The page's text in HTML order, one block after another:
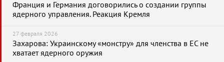
Франция и Германия договорились о создании группы
ядерного управления. Реакция Кремля
27 февраля 2026
Захарова: Украинскому «монстру» для членства в ЕС не
хватает ядерного оружия